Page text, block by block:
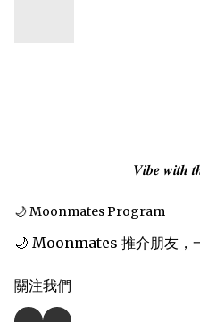
𝑽𝒊𝒃𝒆 𝒘𝒊𝒕𝒉
🌙 Moonmates Program
🌙 Moonmates 推介朋友，
關注我們